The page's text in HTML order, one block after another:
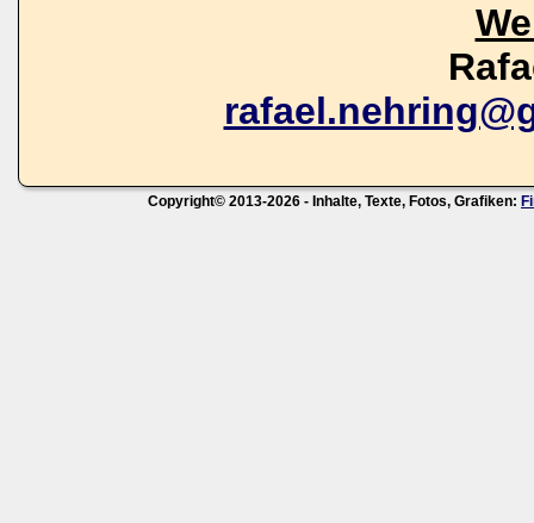
Copyright© 2013-2026 - Inhalte, Texte, Fotos, Grafiken: